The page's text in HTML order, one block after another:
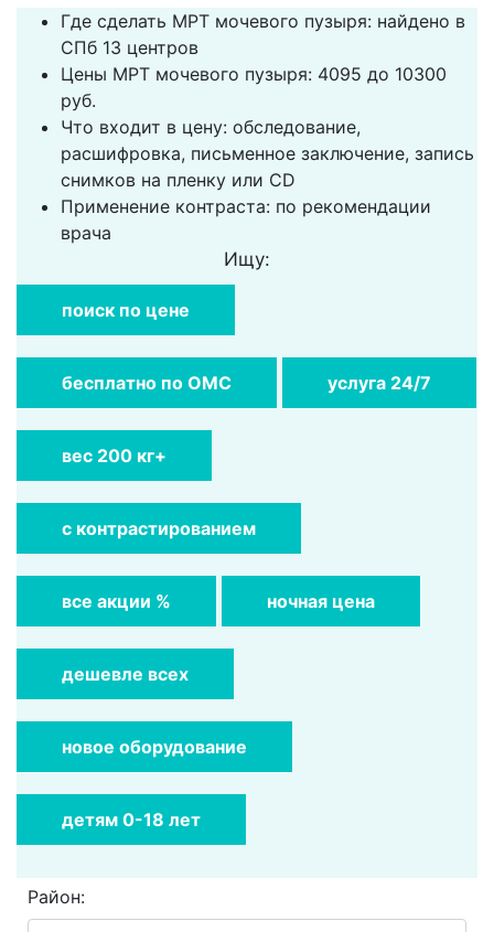
Где сделать МРТ мочевого пузыря: найдено в
СПб 13 центров
Цены МРТ мочевого пузыря: 4095 до 10300
руб.
Что входит в цену: обследование,
расшифровка, письменное заключение, запись
снимков на пленку или CD
Применение контраста: по рекомендации
врача
Ищу:
поиск по цене
бесплатно по ОМС услуга 24/7
вес 200 кг+
с контрастированием
все акции % ночная цена
дешевле всех
новое оборудование
детям 0-18 лет
Район: